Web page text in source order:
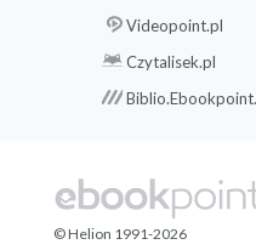
Videopoint.pl
Czytalisek.pl
© Helion 1991-2026